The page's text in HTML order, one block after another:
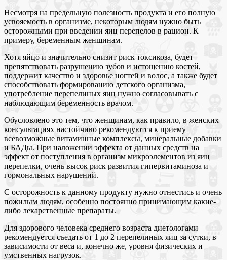
Несмотря на предельную полезность продукта и его полную
усвояемость в организме, некоторым людям нужно быть
осторожными при введении яиц перепелов в рацион. К
примеру, беременным женщинам.
Хотя яйцо и значительно снизит риск токсикоза, будет
препятствовать разрушению зубов и истощению костей,
поддержит качество и здоровье ногтей и волос, а также будет
способствовать формированию детского организма,
употребление перепелиных яиц нужно согласовывать с
наблюдающим беременность врачом.
Обусловлено это тем, что женщинам, как правило, в женских
консультациях настойчиво рекомендуются к приему
всевозможные витаминные комплексы, минеральные добавки
и БАДы. При наложении эффекта от данных средств на
эффект от поступления в организм микроэлементов из яиц
перепелки, очень высок риск развития гипервитаминоза и
гормональных нарушений.
С осторожность к данному продукту нужно отнестись и очень
пожилым людям, особенно постоянно принимающим какие-
либо лекарственные препараты.
Для здорового человека среднего возраста диетологами
рекомендуется съедать от 1 до 2 перепелиных яиц за сутки, в
зависимости от веса и, конечно же, уровня физических и
умственных нагрузок.